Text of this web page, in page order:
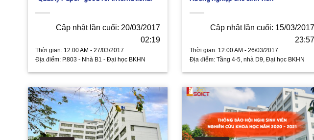
Cập nhật lần cuối: 20/03/2017
02:19
Thời gian: 12:00 AM - 27/03/2017
Địa điểm: P.803 - Nhà B1 - Đại học BKHN
Cập nhật lần cuối: 15/03/2017
23:57
Thời gian: 12:00 AM - 26/03/2017
Địa điểm: Tầng 4-5, nhà D9, Đại học BKHN